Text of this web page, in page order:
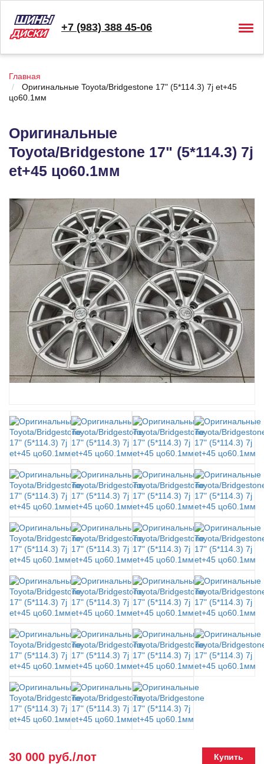
+7 (983) 388 45-06
Главная
Оригинальные Toyota/Bridgestone 17" (5*114.3) 7j et+45
цо60.1мм
Оригинальные
Toyota/Bridgestone 17" (5*114.3) 7j
et+45 цо60.1мм
30 000 руб./лот Купить